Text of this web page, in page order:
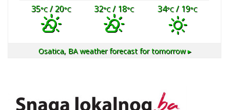
35°C/ 20°C 32°C/ 18°C 34°C/ 19°C
Osatica, BAweather forecast for tomorrow ▸